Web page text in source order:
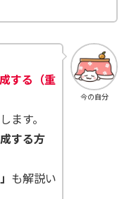
今の自分
する（重
ます。
する方
も解説い